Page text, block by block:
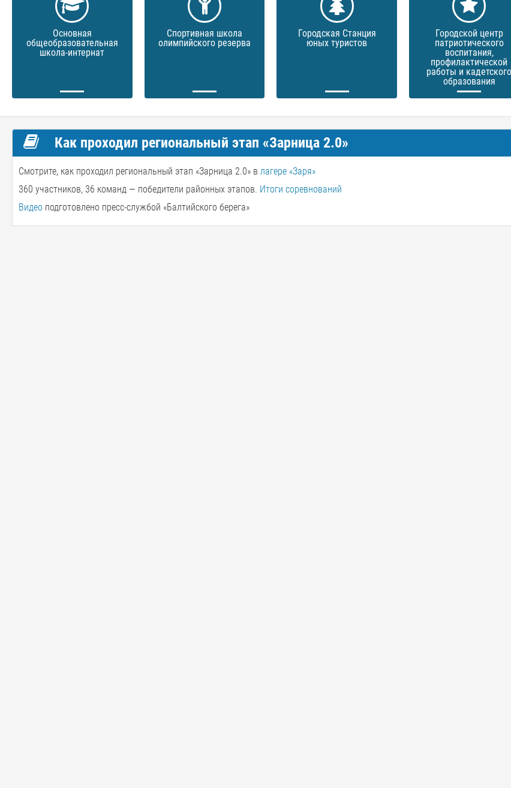
Основная
общеобразовательная
школа-интернат
Спортивная школа
олимпийского резерва
Городская Станция
юных туристов
Городской центр
патриотического
воспитания,
профилактической
работы и кадетского
образования
Как проходил региональный этап «Зарница 2.0»
Смотрите, как проходил региональный этап «Зарница 2.0» в лагере «Заря»
360 участников, 36 команд — победители районных этапов. Итоги соревнований
Видео подготовлено пресс-службой «Балтийского берега»